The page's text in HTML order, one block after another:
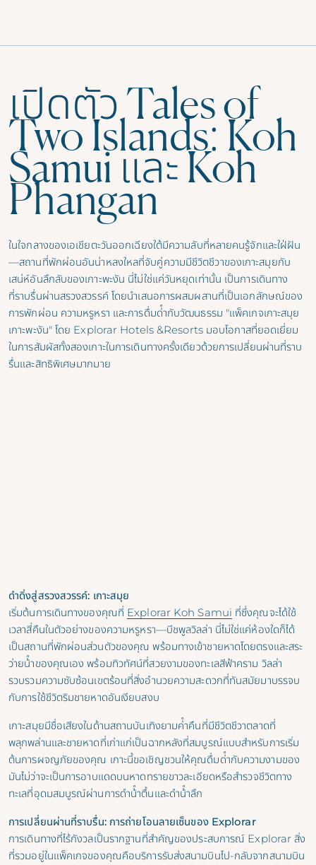
เปิดตัว Tales of
Two Islands: Koh
Samui และ Koh
Phangan
ในใจกลางของเอเชียตะวันออกเฉียงใต้มีความลับที่หลายคนรู้จักและใฝ่ฝัน
—สถานที่พักผ่อนอันน่าหลงใหลที่จับคู่ความมีชีวิตชีวาของเกาะสมุยกับ
เสน่ห์อันลึกลับของเกาะพะงัน นี่ไม่ใช่แค่วันหยุดเท่านั้น เป็นการเดินทาง
ที่ราบรื่นผ่านสรวงสวรรค์ โดยนําเสนอการผสมผสานที่เป็นเอกลักษณ์ของ
การพักผ่อน ความหรูหรา และการดื่มด่ํากับวัฒนธรรม "แพ็คเกจเกาะสมุย
เกาะพะงัน" โดย Explorar Hotels &Resorts มอบโอกาสที่ยอดเยี่ยม
ในการสัมผัสทั้งสองเกาะในการเดินทางครั้งเดียวด้วยการเปลี่ยนผ่านที่ราบ
รื่นและสิทธิพิเศษมากมาย
ดําดิ่งสู่สรวงสวรรค์: เกาะสมุย
เริ่มต้นการเดินทางของคุณที่ Explorar Koh Samui ที่ซึ่งคุณจะได้ใช้
เวลาสี่คืนในตัวอย่างของความหรูหรา—บีชพูลวิลล่า นี่ไม่ใช่แค่ห้องใดก็ได้
เป็นสถานที่พักผ่อนส่วนตัวของคุณ พร้อมทางเข้าชายหาดโดยตรงและสระ
ว่ายน้ําของคุณเอง พร้อมทิวทัศน์ที่สวยงามของทะเลสีฟ้าคราม วิลล่า
รวบรวมความซับซ้อนเขตร้อนที่สิ่งอํานวยความสะดวกที่ทันสมัยมาบรรจบ
กับการใช้ชีวิตริมชายหาดอันเงียบสงบ
เกาะสมุยมีชื่อเสียงในด้านสถานบันเทิงยามค่ําคืนที่มีชีวิตชีวาตลาดที่
พลุกพล่านและชายหาดที่เก่าแก่เป็นฉากหลังที่สมบูรณ์แบบสําหรับการเริ่ม
ต้นการผจญภัยของคุณ เกาะนี้ขอเชิญชวนให้คุณดื่มด่ํากับความงามของ
มันไม่ว่าจะเป็นการอาบแดดบนหาดทรายขาวละเอียดหรือสํารวจชีวิตทาง
ทะเลที่อุดมสมบูรณ์ผ่านการดําน้ําตื้นและดําน้ําลึก
การเปลี่ยนผ่านที่ราบรื่น: การถ่ายโอนลายเซ็นของ Explorar
การเดินทางที่ไร้กังวลเป็นรากฐานที่สําคัญของประสบการณ์ Explorar สิ่ง
ที่รวมอยู่ในแพ็คเกจของคุณคือบริการรับส่งสนามบินไป-กลับจากสนามบิน